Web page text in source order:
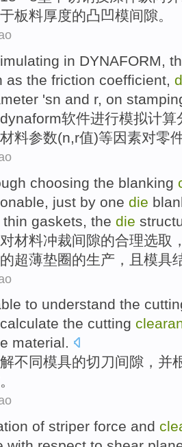
板料厚度的凸凹模间隙。
in DYNAFORM,
as the friction coefficient,
'sn and r, on
软件进行模拟计算
材料参数(n,r值)等因素对零
choosing the blanking
just by one die
thin gaskets , the die
对材料冲裁间隙的合理选取
的超薄垫圈的生产，且 模具
to understand the
calculate the cutting
material.
不同模具的切刀间隙 ， 并
of striper force and